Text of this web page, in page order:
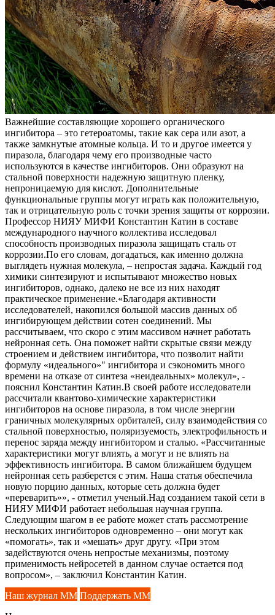
Важнейшие составляющие хорошего органического
ингибитора – это гетероатомы, такие как сера или азот, а
также замкнутые атомные кольца. И то и другое имеется у
пиразола, благодаря чему его производные часто
используются в качестве ингибиторов. Они образуют на
стальной поверхности надежную защитную пленку,
непроницаемую для кислот. Дополнительные
функциональные группы могут играть как положительную,
так и отрицательную роль с точки зрения защиты от коррозии.
Профессор НИЯУ МИФИ Константин Катин в составе
международного научного коллектива исследовал
способность производных пиразола защищать сталь от
коррозии.По его словам, догадаться, как именно должна
выглядеть нужная молекула, – непростая задача. Каждый год
химики синтезируют и испытывают множество новых
ингибиторов, однако, далеко не все из них находят
практическое применение.«Благодаря активности
исследователей, накопился большой массив данных об
ингибирующем действии сотен соединений. Мы
рассчитываем, что скоро с этим массивом начнет работать
нейронная сеть. Она поможет найти скрытые связи между
строением и действием ингибитора, что позволит найти
формулу «идеального»" ингибитора и сэкономить много
времени на отказе от синтеза «неидеальных» молекул», -
пояснил Константин Катин.В своей работе исследователи
рассчитали квантово-химические характеристики
ингибиторов на основе пиразола, в том числе энергии
граничных молекулярных орбиталей, силу взаимодействия со
стальной поверхностью, поляризуемость, электрофильность и
перенос заряда между ингибитором и сталью. «Рассчитанные
характеристики могут влиять, а могут и не влиять на
эффективность ингибитора. В самом ближайшем будущем
нейронная сеть разберется с этим. Наша статья обеспечила
новую порцию данных, которые сеть должна будет
«переварить»», - отметил ученый.Над созданием такой сети в
НИЯУ МИФИ работает небольшая научная группа.
Следующим шагом в ее работе может стать рассмотрение
нескольких ингибиторов одновременно – они могут как
«помогать», так и «мешать» друг другу. «При этом
задействуются очень непростые механизмы, поэтому
применимость нейросетей в данном случае остается под
вопросом», – заключил Константин Катин.
Наш журнал ММ Поддержать ММ